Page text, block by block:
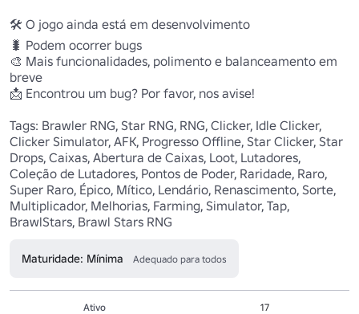
🛠️ O jogo ainda está em desenvolvimento
🐛 Podem ocorrer bugs
🎨 Mais funcionalidades, polimento e balanceamento em
breve
📩 Encontrou um bug? Por favor, nos avise!
Tags: Brawler RNG, Star RNG, RNG, Clicker, Idle Clicker,
Clicker Simulator, AFK, Progresso Offline, Star Clicker, Star
Drops, Caixas, Abertura de Caixas, Loot, Lutadores,
Coleção de Lutadores, Pontos de Poder, Raridade, Raro,
Super Raro, Épico, Mítico, Lendário, Renascimento, Sorte,
Multiplicador, Melhorias, Farming, Simulator, Tap,
BrawlStars, Brawl Stars RNG
Maturidade: Mínima Adequado para todos
Ativo
17